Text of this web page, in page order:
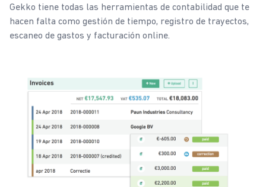
Gekko tiene todas las herramientas de contabilidad que te
hacen falta como gestión de tiempo, registro de trayectos,
escaneo de gastos y facturación online.